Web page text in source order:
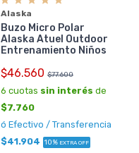
Alaska
Buzo Micro Polar
Alaska Atuel Outdoor
Entrenamiento Niños
$46.560 $77.600
6 cuotas sin interés de
$7.760
ó Efectivo / Transferencia
$41.904 10% EXTRA OFF